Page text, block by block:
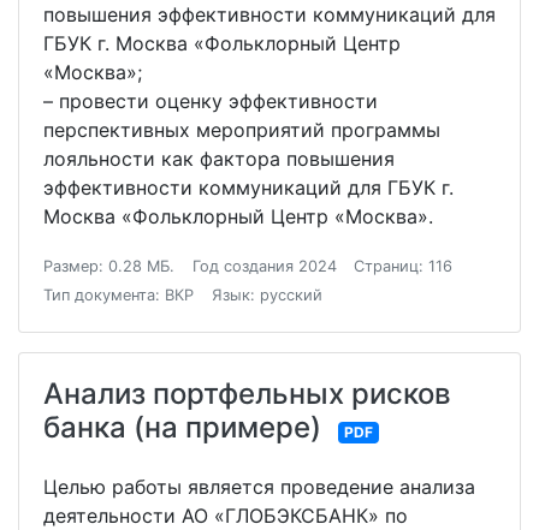
повышения эффективности коммуникаций для
ГБУК г. Москва «Фольклорный Центр
«Москва»;
– провести оценку эффективности
перспективных мероприятий программы
лояльности как фактора повышения
эффективности коммуникаций для ГБУК г.
Москва «Фольклорный Центр «Москва».
Размер: 0.28 МБ. Год создания 2024
Страниц: 116
Тип документа: ВКР
Язык: русский
Анализ портфельных рисков
банка (на примере)
PDF
Целью работы является проведение анализа
деятельности АО «ГЛОБЭКСБАНК» по